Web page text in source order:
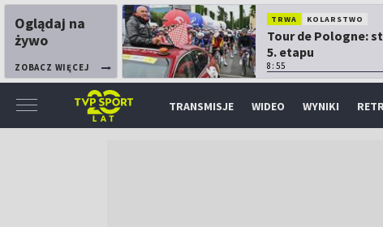
Oglądaj na
żywo
ZOBACZ WIĘCEJ
TRWA KOLARSTWO
Tour de Pologne:
5. etapu
8:55
TRANSMISJE WIDEO WYNIKI